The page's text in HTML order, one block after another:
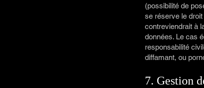
(possibilité de
se réserve le
contreviendrait à
données. Le cas
responsabilité
diffamant, ou
7. Gestion